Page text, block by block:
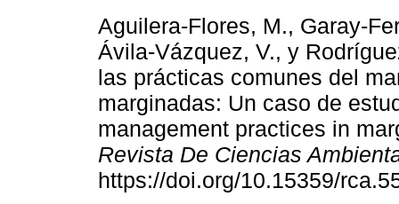
Aguilera-Flores, M., Garay-
Ávila-Vázquez, V., y
las prácticas comunes del
marginadas: Un caso de
management practices in
Revista De Ciencias
https://doi.org/10.15359/